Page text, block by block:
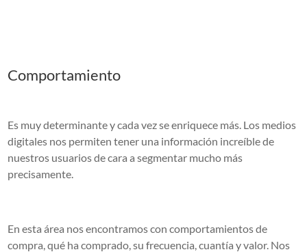
Comportamiento
Es muy determinante y cada vez se enriquece más. Los medios
digitales nos permiten tener una información increíble de
nuestros usuarios de cara a segmentar mucho más
precisamente.
En esta área nos encontramos concomportamientos de
compra, qué ha comprado, su frecuencia, cuantía y valor. Nos